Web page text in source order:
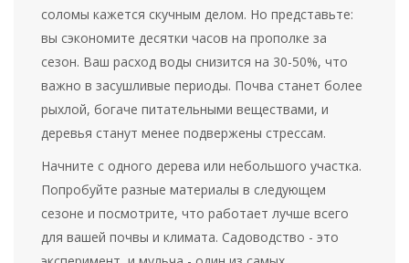
соломы кажется скучным делом. Но представьте:
вы сэкономите десятки часов на прополке за
сезон. Ваш расход воды снизится на 30-50%, что
важно в засушливые периоды. Почва станет более
рыхлой, богаче питательными веществами, и
деревья станут менее подвержены стрессам.
Начните с одного дерева или небольшого участка.
Попробуйте разные материалы в следующем
сезоне и посмотрите, что работает лучше всего
для вашей почвы и климата. Садоводство - это